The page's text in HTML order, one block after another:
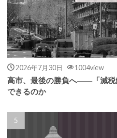
2026年7月30日 1004view
高市、最後の勝負へ――「減税
できるのか